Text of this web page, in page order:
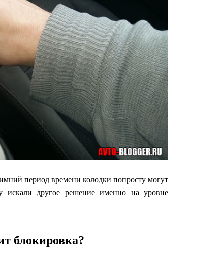
период времени колодки попросту могут
искали другое решение именно на уровне
блокировка?